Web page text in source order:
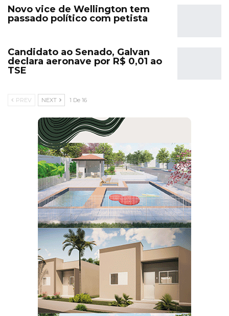
Novo vice de Wellington tem
passado político com petista
Candidato ao Senado, Galvan
declara aeronave por R$ 0,01 ao
TSE
PREV NEXT 1 De 16